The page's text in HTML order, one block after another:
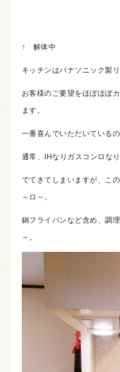
↑ 解体中
キッチンはパナソニック製
お客様のご要望をほぼほぼ
ます。
一番喜んでいただいている
通常、IHなりガスコンロな
でてきてしまいますが、こ
～ロ～。
鍋フライパンなど含め、調
～。